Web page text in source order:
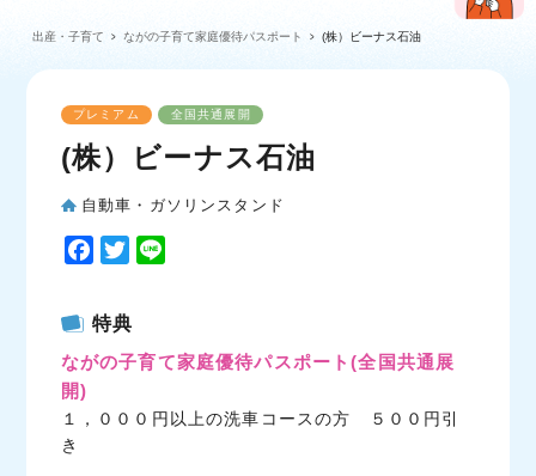
出産・子育て ながの子育て家庭優待パスポート (株）ビーナス石油
プレミアム 全国共通展開
(株）ビーナス石油
自動車・ガソリンスタンド
F
e
b
o
T
t
t
特典
ながの子育て家庭優待パスポート(全国共通展
開)
１，０００円以上の洗車コースの方 ５００円引
き